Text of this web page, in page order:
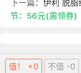
下一篇： 伊利 脱
节：56元(需领券)
值！ +0 不值 -0